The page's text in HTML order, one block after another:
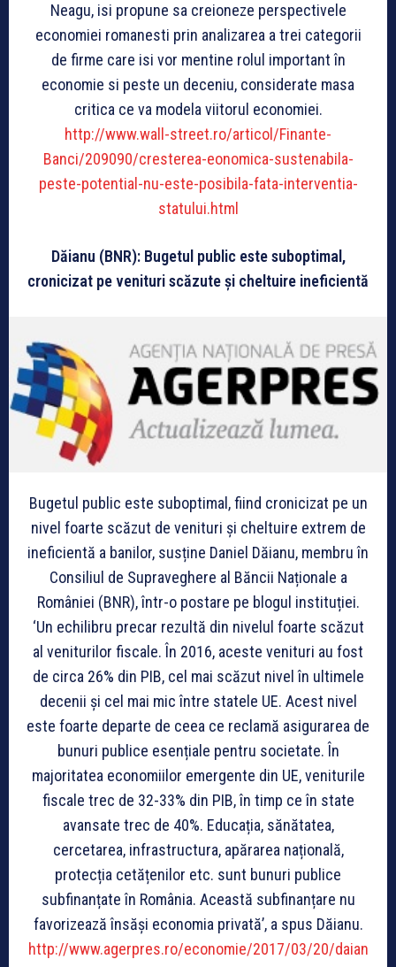
Neagu, isi propune sa creioneze perspectivele
economiei romanesti prin analizarea a trei categorii
de firme care isi vor mentine rolul important în
economie si peste un deceniu, considerate masa
critica ce va modela viitorul economiei.
http://www.wall-street.ro/articol/Finante-
Banci/209090/cresterea-eonomica-sustenabila-
peste-potential-nu-este-posibila-fata-interventia-
statului.html
Dăianu (BNR): Bugetul public este suboptimal,
cronicizat pe venituri scăzute și cheltuire ineficientă
Bugetul public este suboptimal, fiind cronicizat pe un
nivel foarte scăzut de venituri și cheltuire extrem de
ineficientă a banilor, susține Daniel Dăianu, membru în
Consiliul de Supraveghere al Băncii Naționale a
României (BNR), într-o postare pe blogul instituției.
‘Un echilibru precar rezultă din nivelul foarte scăzut
al veniturilor fiscale. În 2016, aceste venituri au fost
de circa 26% din PIB, cel mai scăzut nivel în ultimele
decenii și cel mai mic între statele UE. Acest nivel
este foarte departe de ceea ce reclamă asigurarea de
bunuri publice esențiale pentru societate. În
majoritatea economiilor emergente din UE, veniturile
fiscale trec de 32-33% din PIB, în timp ce în state
avansate trec de 40%. Educația, sănătatea,
cercetarea, infrastructura, apărarea națională,
protecția cetățenilor etc. sunt bunuri publice
subfinanțate în România. Această subfinanțare nu
favorizează însăși economia privată’, a spus Dăianu.
http://www.agerpres.ro/economie/2017/03/20/daian